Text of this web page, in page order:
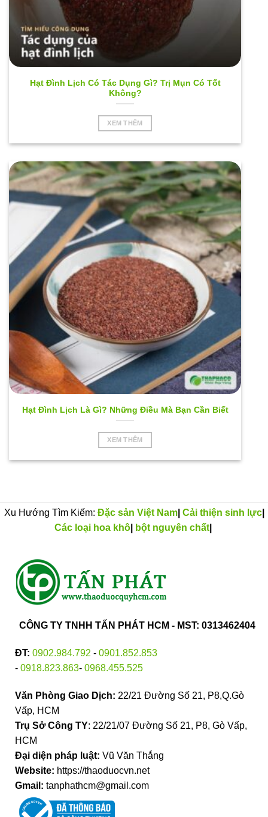
Hạt Đình Lịch Có Tác Dụng Gì? Trị Mụn Có Tốt
Không?
XEM THÊM
Hạt Đình Lịch Là Gì? Những Điều Mà Bạn Cần Biết
XEM THÊM
Xu Hướng Tìm Kiếm: Đặc sản Việt Nam| Cải thiện sinh lực|
Các loại hoa khô| bột nguyên chất|
CÔNG TY TNHH TẤN PHÁT HCM - MST: 0313462404
ĐT: 0902.984.792 - 0901.852.853
- 0918.823.863- 0968.455.525
Văn Phòng Giao Dịch: 22/21 Đường Số 21, P8,Q.Gò
Vấp, HCM
Trụ Sở Công TY: 22/21/07 Đường Số 21, P8, Gò Vấp,
HCM
Đại diện pháp luật: Vũ Văn Thắng
Website: https://thaoduocvn.net
Gmail: tanphathcm@gmail.com